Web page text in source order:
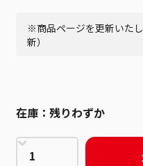
※商品ページを更新いた
新）
在庫： 残りわずか